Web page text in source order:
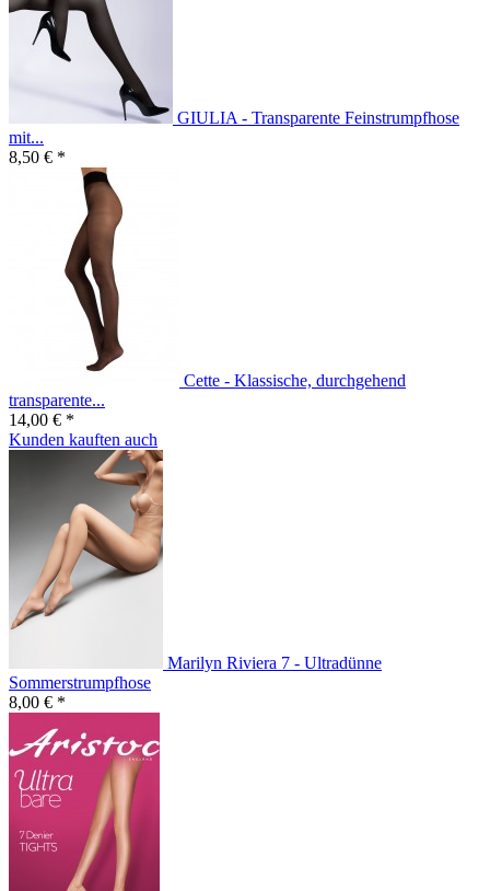
GIULIA - Transparente Feinstrumpfhose
mit...
8,50 € *
Cette - Klassische, durchgehend
transparente...
14,00 € *
Kunden kauften auch
Marilyn Riviera 7 - Ultradünne
Sommerstrumpfhose
8,00 € *